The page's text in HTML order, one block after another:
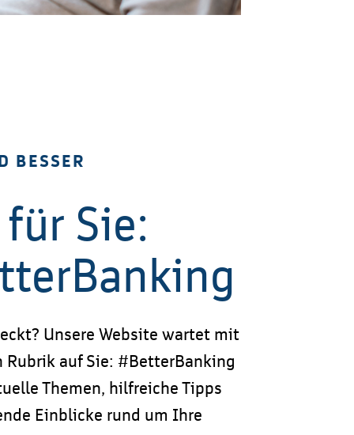
BESSER
Sie:
Unsere Website wartet mit
Rubrik auf Sie: #BetterBanking
Themen, hilfreiche Tipps
Einblicke rund um Ihre